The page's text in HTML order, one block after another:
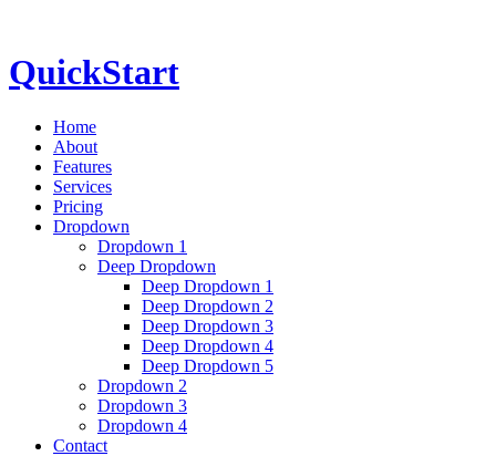
QuickStart
Home
About
Features
Services
Pricing
Dropdown
Dropdown 1
Deep Dropdown
Deep Dropdown 1
Deep Dropdown 2
Deep Dropdown 3
Deep Dropdown 4
Deep Dropdown 5
Dropdown 2
Dropdown 3
Dropdown 4
Contact